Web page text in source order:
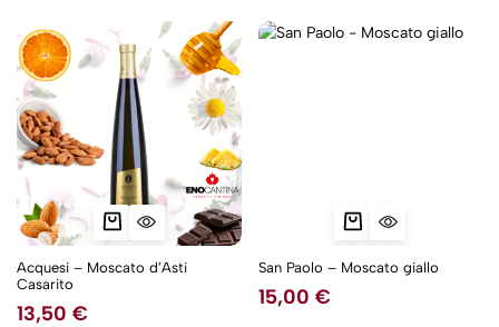
Acquesi – Moscato d’Asti
Casarito
13,50 €
San Paolo – Moscato giallo
15,00 €